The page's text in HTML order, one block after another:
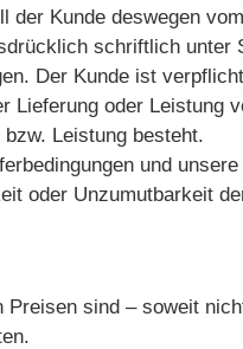
Kunde deswegen
schriftlich unter
Der Kunde ist
Lieferung oder Leistung
Leistung besteht.
und
oder Unzumutbarkeit
sind – soweit